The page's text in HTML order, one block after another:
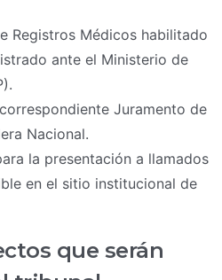
Registros Médicos habilitado
ante el Ministerio de
Juramento de
Nacional.
la presentación a llamados
en el sitio institucional de
que serán